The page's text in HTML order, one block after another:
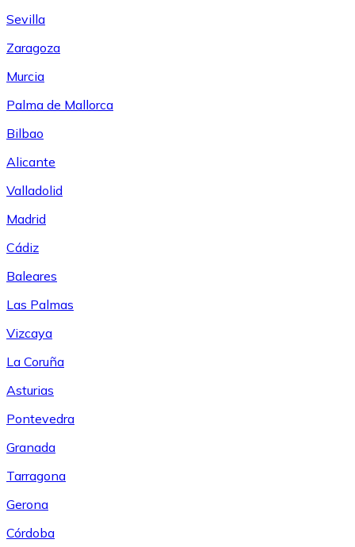
Sevilla
Zaragoza
Murcia
Palma de Mallorca
Bilbao
Alicante
Valladolid
Madrid
Cádiz
Baleares
Las Palmas
Vizcaya
La Coruña
Asturias
Pontevedra
Granada
Tarragona
Gerona
Córdoba